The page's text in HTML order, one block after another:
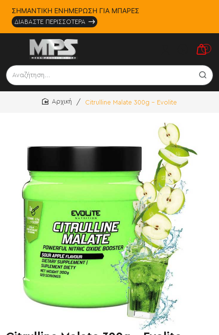
ΣΗΜΑΝΤΙΚΗ ΕΝΗΜΕΡΩΣΗ ΓΙΑ ΜΠΑΡΕΣ
ΔΙΑΒΑΣΤΕ ΠΕΡΙΣΣΟΤΕΡΑ
0
Αναζήτηση...
Citrulline Malate 300g - Evolite